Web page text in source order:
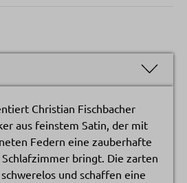
Christian Fischbacher
aus feinstem Satin, der mit
Federn eine zauberhafte
bringt. Die zarten
und schaffen eine